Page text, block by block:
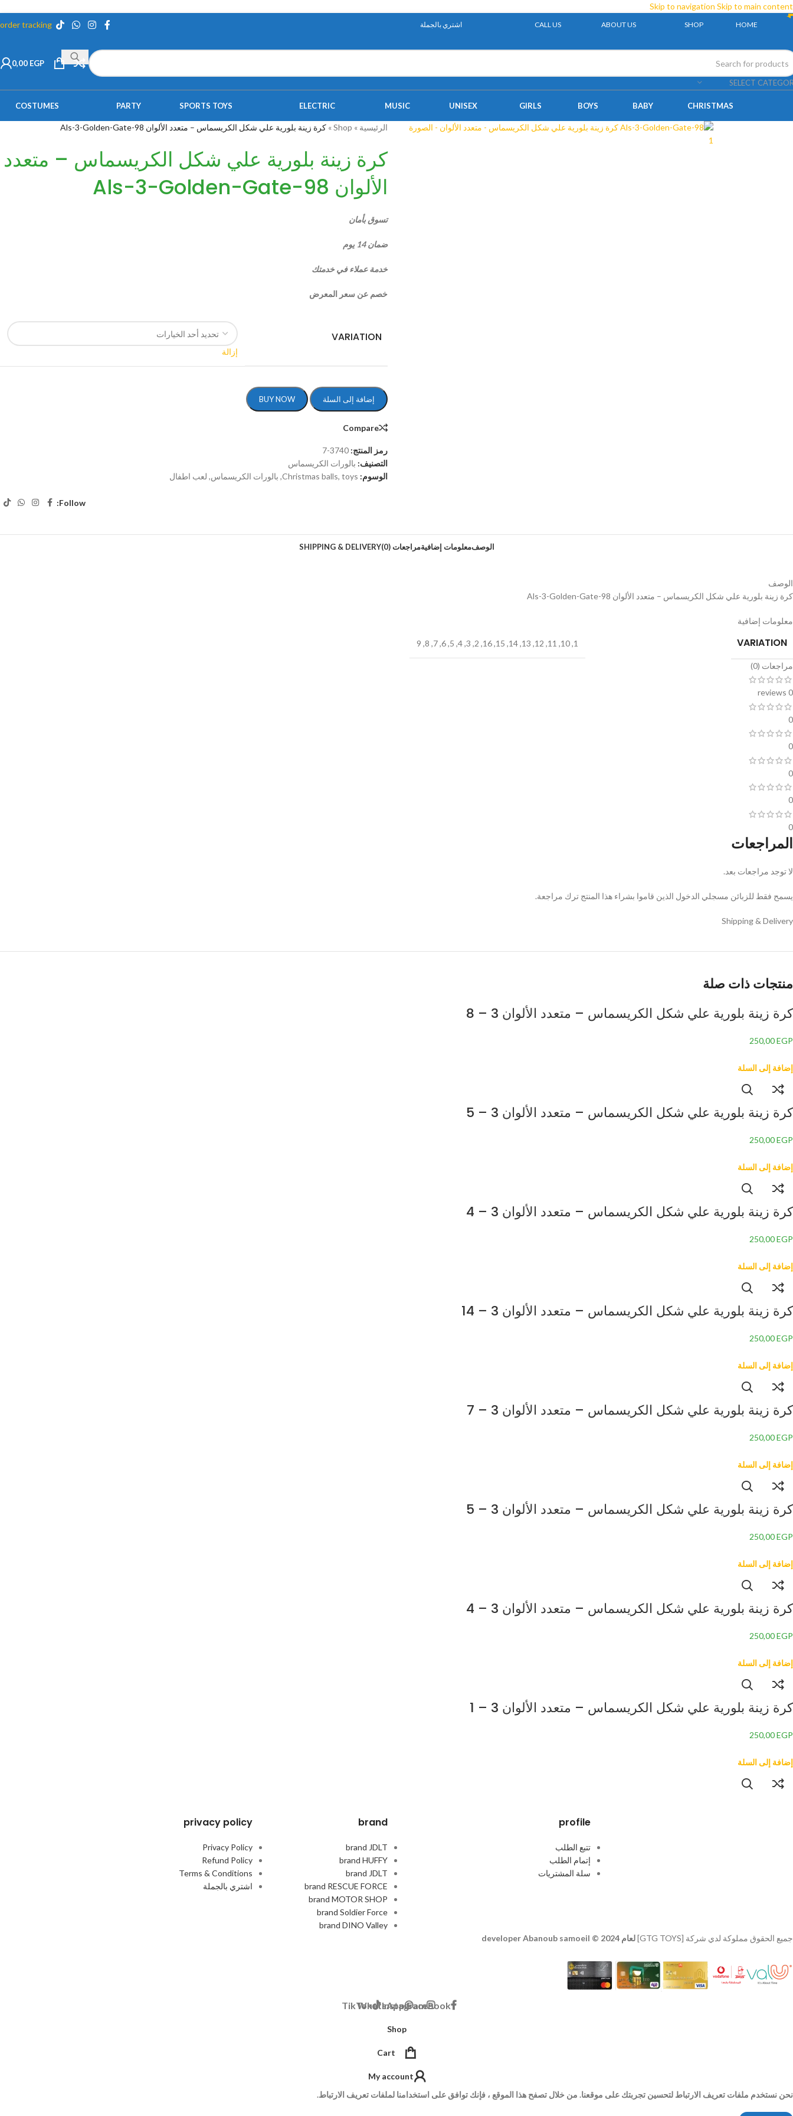
Skip to navigation Skip to main content
HOME
SHOP
ABOUT US
CALL US اشتري بالجملة order tracking
SELECT
0,00 EGP
CHRISTMAS
BABY
BOYS
GIRLS
UNISEX
MUSIC
ELECTRIC
SPORTS TOYS
PARTY
COSTUMES
SOLD OUT
الرئيسية »
Shop
» كرة زينة بلورية علي شكل الكريسماس – متعدد الألوان Als-3-Golden-Gate-98
كرة زينة بلورية علي شكل الكريسماس – متعدد
الألوان Als-3-Golden-Gate-98
تسوق بأمان
ضمان 14 يوم
خدمة عملاء في خدمتك
خصم عن سعر المعرض
VARIATION
إزالة
إضافة إلى السلة BUY NOW
Compare
رمز المنتج: 3740-7
التصنيف: بالورات الكريسماس
الوسوم:
Christmas balls, toys
, بالورات الكريسماس, لعب اطفال
Follow:
الوصفمعلومات إضافيةمراجعات (0) SHIPPING & DELIVERY
الوصف
كرة زينة بلورية علي شكل الكريسماس – متعدد الألوان Als-3-Golden-Gate-98
معلومات إضافية
VARIATION
1
,
10
,
11
,
12
,
13
,
14
,
15
,
16
,
2
,
3
,
4
,
5
,
6
,
7
,
8
,
9
مراجعات (0)
0 reviews
0
0
0
0
0
المراجعات
لا توجد مراجعات بعد.
يسمح فقط للزبائن مسجلي الدخول الذين قاموا بشراء هذا المنتج ترك مراجعة.
Shipping & Delivery
منتجات ذات صلة
كرة زينة بلورية علي شكل الكريسماس – متعدد الألوان 3 – 8
250,00EGP
إضافة إلى السلة
كرة زينة بلورية علي شكل الكريسماس – متعدد الألوان 3 – 5
250,00EGP
إضافة إلى السلة
كرة زينة بلورية علي شكل الكريسماس – متعدد الألوان 3 – 4
250,00EGP
إضافة إلى السلة
كرة زينة بلورية علي شكل الكريسماس – متعدد الألوان 3 – 14
250,00EGP
إضافة إلى السلة
كرة زينة بلورية علي شكل الكريسماس – متعدد الألوان 3 – 7
250,00EGP
إضافة إلى السلة
كرة زينة بلورية علي شكل الكريسماس – متعدد الألوان 3 – 5
250,00EGP
إضافة إلى السلة
كرة زينة بلورية علي شكل الكريسماس – متعدد الألوان 3 – 4
250,00EGP
إضافة إلى السلة
كرة زينة بلورية علي شكل الكريسماس – متعدد الألوان 3 – 1
250,00EGP
إضافة إلى السلة
profile
تتبع الطلب
إتمام الطلب
سلة المشتريات
brand
brand JDLT
brand HUFFY
brand JDLT
brand RESCUE FORCE
brand MOTOR SHOP
brand Soldier Force
brand DINO Valley
privacy policy
Privacy Policy
Refund Policy
Terms & Conditions
اشتري بالجملة
جميع الحقوق مملوكة لدي شركة [GTG TOYS] لعام 2024 © developer Abanoub samoeil
Facebook
Instagram
WhatsApp
TikTok
Shop
Cart
My account
نحن نستخدم ملفات تعريف الارتباط لتحسين تجربتك على موقعنا. من خلال تصفح هذا الموقع ، فإنك توافق على استخدامنا لملفات تعريف الارتباط.